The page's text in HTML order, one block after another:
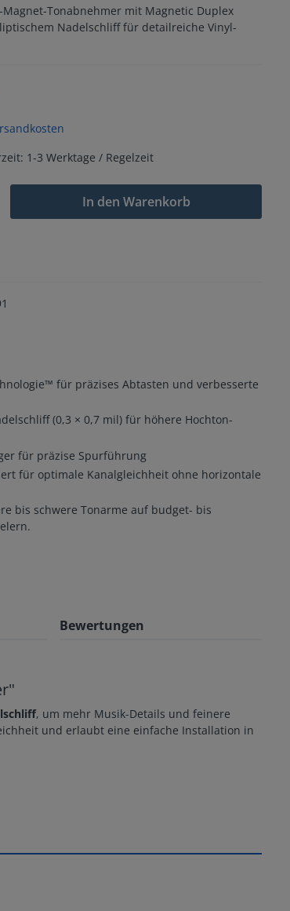
Magnet-Tonabnehmer mit Magnetic Duplex
Nadelschliff für detailreiche Vinyl-
1-3 Werktage / Regelzeit
In den Warenkorb
für präzises Abtasten und verbesserte
(0,3 × 0,7 mil) für höhere Hochton-
für präzise Spurführung
für optimale Kanalgleichheit ohne horizontale
bis schwere Tonarme auf budget- bis
Bewertungen
, um mehr Musik-Details und feinere
und erlaubt eine einfache Installation in